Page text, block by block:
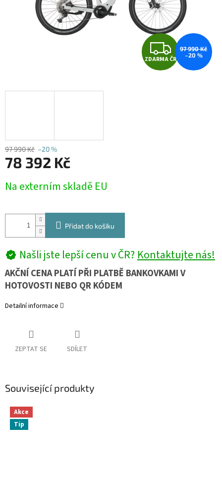
Z
D
ZDARMA ČR
97 990 Kč
–20 %
97 990 Kč –20 %
78 392 Kč
cena:
Na externím skladě EU
Přidat do košíku
Našli jste lepší cenu v ČR?Kontaktujte nás!
AKČNÍ CENA PLATÍ PŘI PLATBĚ BANKOVKAMI V
HOTOVOSTI NEBO QR KÓDEM
Detailní informace
ZEPTAT SE SDÍLET
Související produkty
Akce
Tip